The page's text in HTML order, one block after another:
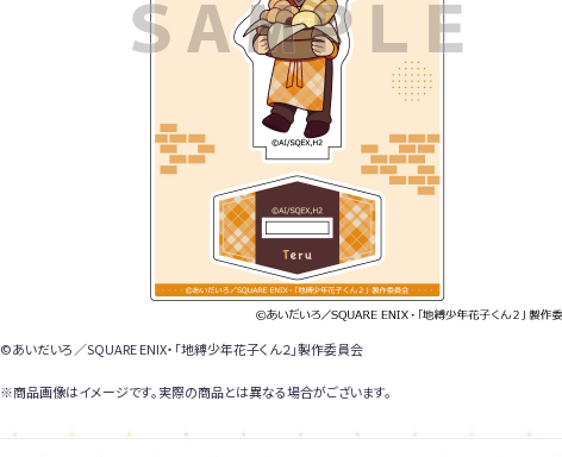
©あいだいろ／SQUARE ENIX・「地縛少年花子くん２」製作委員会
※商品画像はイメージです。実際の商品とは異なる場合がございます。